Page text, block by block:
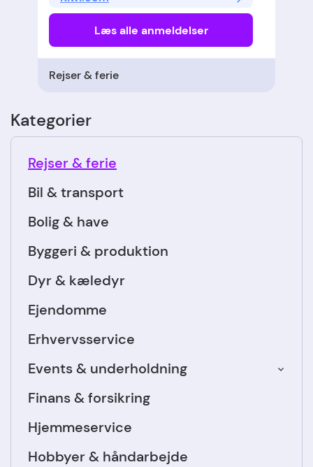
Læs alle anmeldelser
Rejser & ferie
Kategorier
Bil & transport
Bolig & have
Byggeri & produktion
Dyr & kæledyr
Ejendomme
Erhvervsservice
Events & underholdning
Finans & forsikring
Hjemmeservice
Hobbyer & håndarbejde
Rejser & ferie